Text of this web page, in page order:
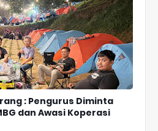
: Pengurus Diminta
dan Awasi Koperasi